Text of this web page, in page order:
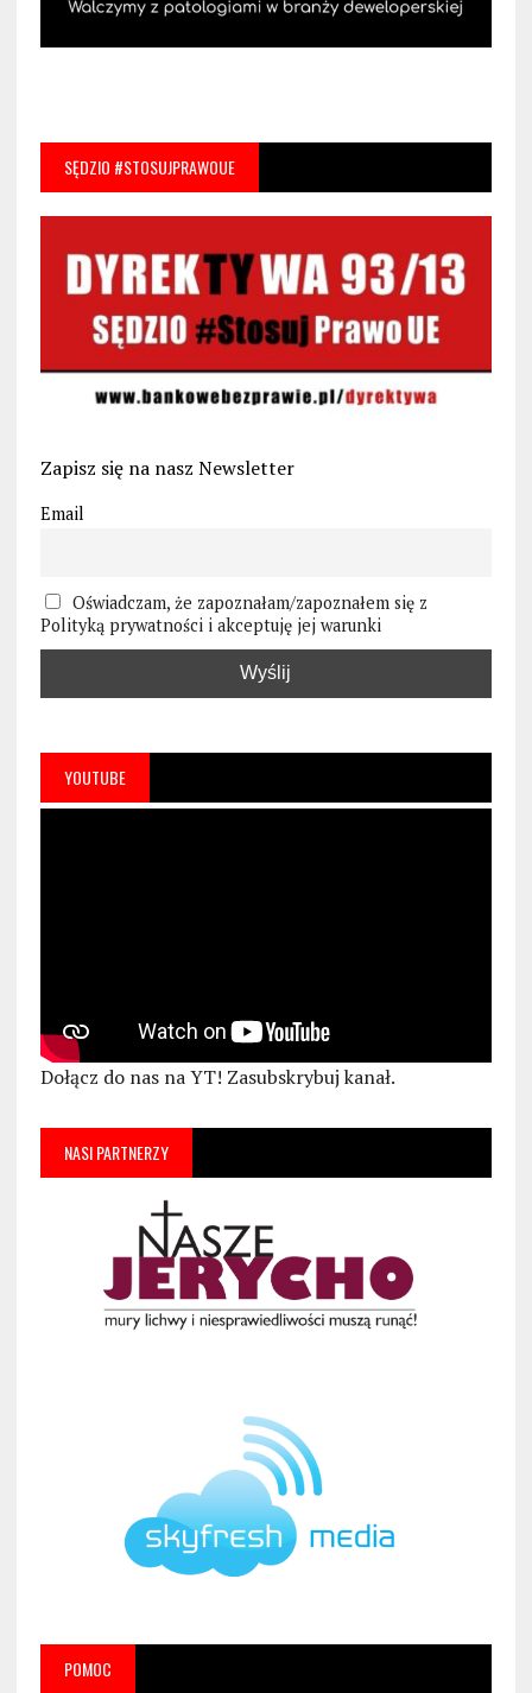
SĘDZIO #STOSUJPRAWOUE
Zapisz się na nasz Newsletter
Email
Oświadczam, że zapoznałam/zapoznałem się z
Polityką prywatności i akceptuję jej warunki
YOUTUBE
Dołącz do nas na YT! Zasubskrybuj kanał.
NASI PARTNERZY
POMOC